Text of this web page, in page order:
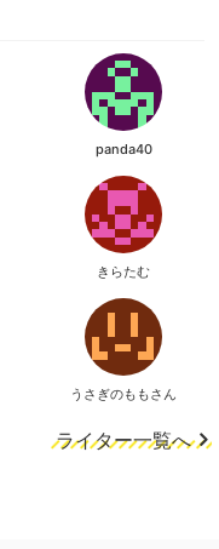
panda40
きらたむ
うさぎのももさん
ライター一覧へ